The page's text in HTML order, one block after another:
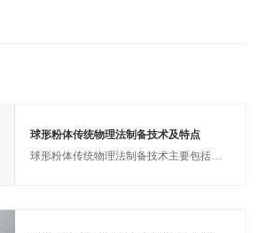
球形粉体传统物理法制备技术及特点